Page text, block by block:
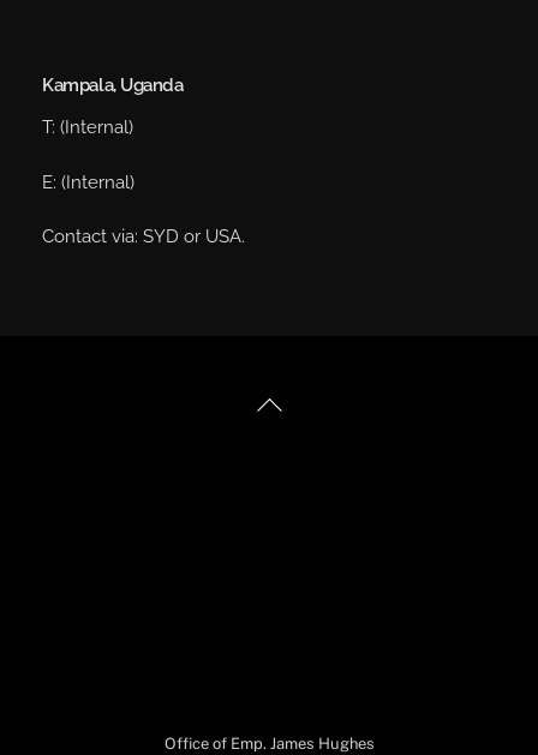
Kampala, Uganda
T: (Internal)
E: (Internal)
Contact via: SYD or USA.
Back
Office of Emp. James Hughes